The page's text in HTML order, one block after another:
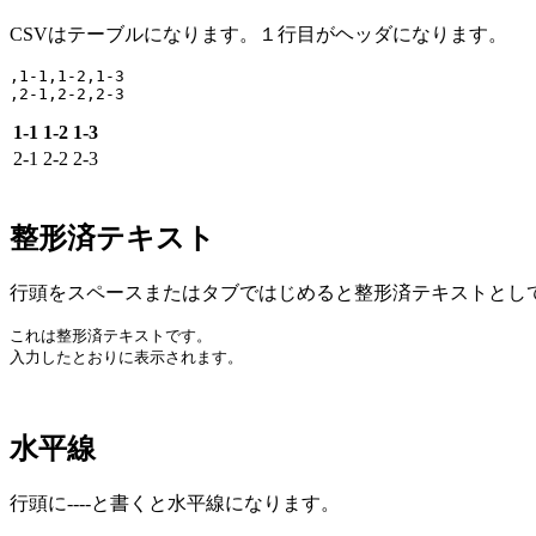
CSVはテーブルになります。１行目がヘッダになります。
,1-1,1-2,1-3
1-1 1-2 1-3
2-1 2-2 2-3
整形済テキスト
行頭をスペースまたはタブではじめると整形済テキストとし
これは整形済テキストです。
水平線
行頭に----と書くと水平線になります。